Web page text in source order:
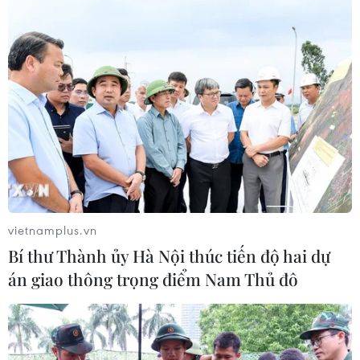
CƠ QUAN CHỦ QUẢN: THÔNG TẤN XÃ VIỆT NAM
Tổng Biên tập: TRẦN TIẾN DUẨN
Phó Tổng Biên tập: NGUYỄN THỊ TÁM, KHÚC THANH
THỦY
Sở hữu trí tuệ
Quy định sử dụng
RSS
Hỗ trợ
Ngôn ngữ
TTXVN
vietnamplus.vn
Bí thư Thành ủy Hà Nội thúc tiến độ hai dự
án giao thông trọng điểm Nam Thủ đô